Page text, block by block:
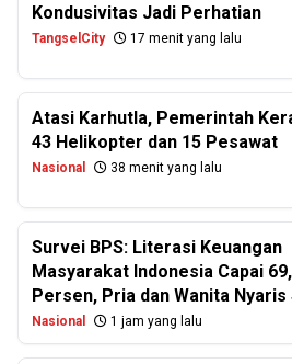
Kondusivitas Jadi Perhatian
TangselCity 17 menit yang lalu
Atasi Karhutla, Pemerintah
43 Helikopter dan 15 Pesawat
Nasional 38 menit yang lalu
Survei BPS: Literasi Keuangan
Masyarakat Indonesia Capai
Persen, Pria dan Wanita
Nasional 1 jam yang lalu